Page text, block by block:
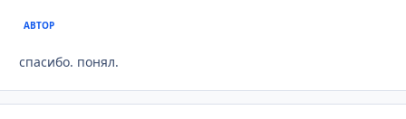
АВТОР
спасибо. понял.